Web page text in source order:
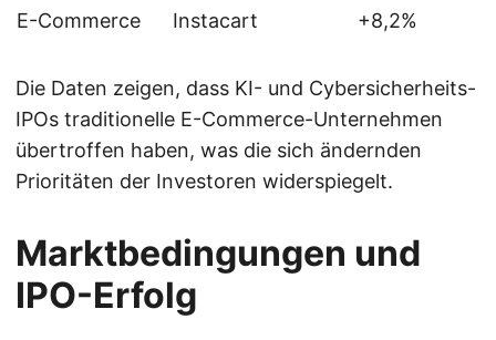
E-Commerce
Instacart +8,2%
Die Daten zeigen, dass KI- und Cybersicherheits-
IPOs traditionelle E-Commerce-Unternehmen
übertroffen haben, was die sich ändernden
Prioritäten der Investoren widerspiegelt.
Marktbedingungen und
IPO-Erfolg